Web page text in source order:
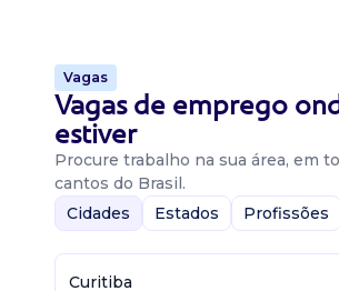
Vagas
Vagas de emprego
estiver
Procure trabalho na sua área, em
cantos do Brasil.
Cidades
Estados Profissões
Curitiba